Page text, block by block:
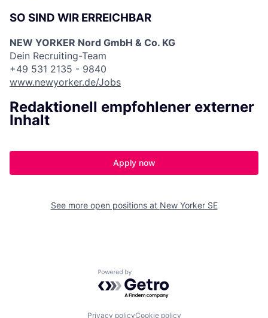
SO SIND WIR ERREICHBAR
NEW YORKER Nord GmbH & Co. KG
Dein Recruiting-Team
+49 531 2135 - 9840
www.newyorker.de/Jobs
Redaktionell empfohlener externer
Inhalt
Apply now
See more open positions at New Yorker SE
Powered by Getro.com
Privacy policyCookie policy